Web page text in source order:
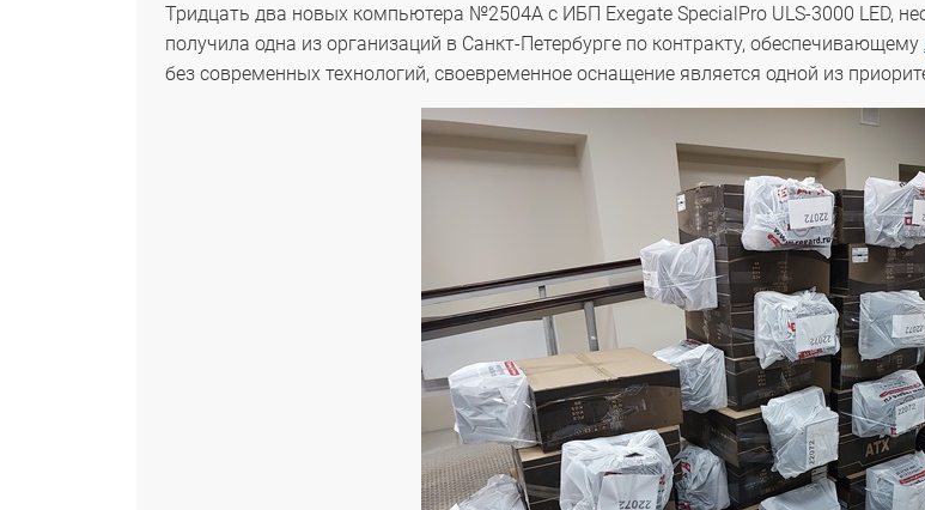
Тридцать два новых компьютера №2504A с ИБП Exegate SpecialPro ULS-3000 LED,
получила одна из организаций в Санкт-Петербурге по контракту, обеспечивающему
без современных технологий, своевременное оснащение является одной из